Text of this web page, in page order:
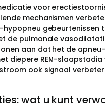
voor
mechanismen
gebeurtenissen
de pulmonale
aan dat het de
diepere REM-
ook signaal
wat u kunt